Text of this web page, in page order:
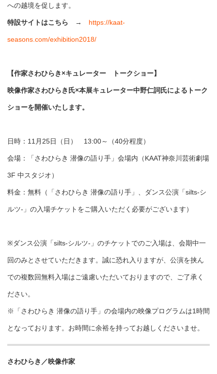
への越境を促します。
特設サイトはこちら → https://kaat-
seasons.com/exhibition2018/
【作家さわひらき×キュレーター トークショー】
映像作家さわひらき氏×本展キュレーター中野仁詞氏によるトーク
ショーを開催いたします。
日時：11月25日（日） 13:00～（40分程度）
会場：「さわひらき 潜像の語り手」会場内（KAAT神奈川芸術劇場
3F 中スタジオ）
料金：無料（「さわひらき 潜像の語り手」、ダンス公演「silts-シ
ルツ-」の入場チケットをご購入いただく必要がございます）
※ダンス公演「silts-シルツ-」のチケットでのご入場は、会期中一
回のみとさせていただきます。誠に恐れ入りますが、公演を挟ん
での複数回無料入場はご遠慮いただいておりますので、ご了承く
ださい。
※「さわひらき 潜像の語り手」の会場内の映像プログラムは1時間
となっております。お時間に余裕を持ってお越しくださいませ。
さわひらき／映像作家